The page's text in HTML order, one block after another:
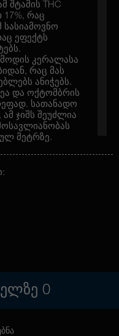
შტამის THC
რაც
ეფექტს
მოდის კერალასა
რაც მას
ანიჭებს.
და ოქტომბრის
სათანადო
ჯიშს შეუძლია
მეტრზე.
0